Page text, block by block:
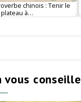
chinois : Tenir le
plateau à…
vous conseille